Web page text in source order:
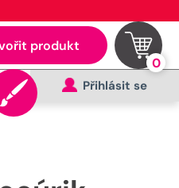
produkt
0
Přihlásit se